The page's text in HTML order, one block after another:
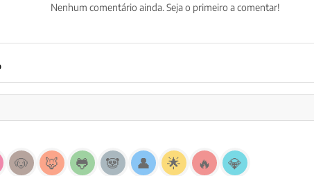
Nenhum comentário ainda. Seja o primeiro a comentar!
🐶 🦊 🐸 🐼 👤 🌟 🔥 💎